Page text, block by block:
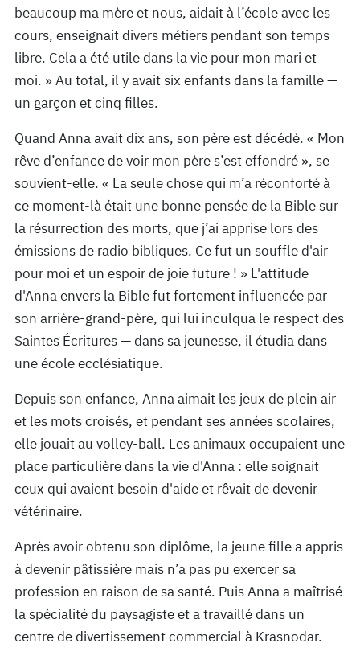
beaucoup ma mère et nous, aidait à l’école avec les
cours, enseignait divers métiers pendant son temps
libre. Cela a été utile dans la vie pour mon mari et
moi. » Au total, il y avait six enfants dans la famille —
un garçon et cinq filles.
Quand Anna avait dix ans, son père est décédé. « Mon
rêve d’enfance de voir mon père s’est effondré », se
souvient-elle. « La seule chose qui m’a réconforté à
ce moment-là était une bonne pensée de la Bible sur
la résurrection des morts, que j’ai apprise lors des
émissions de radio bibliques. Ce fut un souffle d'air
pour moi et un espoir de joie future ! » L'attitude
d'Anna envers la Bible fut fortement influencée par
son arrière-grand-père, qui lui inculqua le respect des
Saintes Écritures — dans sa jeunesse, il étudia dans
une école ecclésiatique.
Depuis son enfance, Anna aimait les jeux de plein air
et les mots croisés, et pendant ses années scolaires,
elle jouait au volley-ball. Les animaux occupaient une
place particulière dans la vie d'Anna : elle soignait
ceux qui avaient besoin d'aide et rêvait de devenir
vétérinaire.
Après avoir obtenu son diplôme, la jeune fille a appris
à devenir pâtissière mais n’a pas pu exercer sa
profession en raison de sa santé. Puis Anna a maîtrisé
la spécialité du paysagiste et a travaillé dans un
centre de divertissement commercial à Krasnodar.